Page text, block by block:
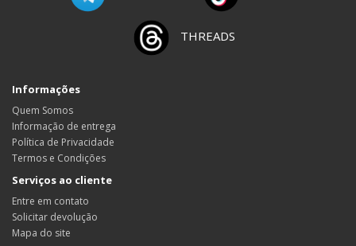
THREADS
Informações
Quem Somos
Informação de entrega
Política de Privacidade
Termos e Condições
Serviços ao cliente
Entre em contato
Solicitar devolução
Mapa do site